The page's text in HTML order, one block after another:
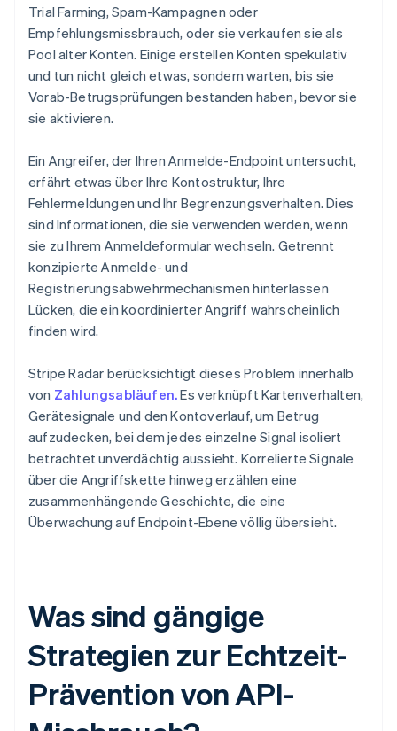
Trial Farming, Spam-Kampagnen oder
Empfehlungsmissbrauch, oder sie verkaufen sie als
Pool alter Konten. Einige erstellen Konten spekulativ
und tun nicht gleich etwas, sondern warten, bis sie
Vorab-Betrugsprüfungen bestanden haben, bevor sie
sie aktivieren.
Ein Angreifer, der Ihren Anmelde-Endpoint untersucht,
erfährt etwas über Ihre Kontostruktur, Ihre
Fehlermeldungen und Ihr Begrenzungsverhalten. Dies
sind Informationen, die sie verwenden werden, wenn
sie zu Ihrem Anmeldeformular wechseln. Getrennt
konzipierte Anmelde- und
Registrierungsabwehrmechanismen hinterlassen
Lücken, die ein koordinierter Angriff wahrscheinlich
finden wird.
Stripe Radar berücksichtigt dieses Problem innerhalb
von Zahlungsabläufen.Es verknüpft Kartenverhalten,
Gerätesignale und den Kontoverlauf, um Betrug
aufzudecken, bei dem jedes einzelne Signal isoliert
betrachtet unverdächtig aussieht. Korrelierte Signale
über die Angriffskette hinweg erzählen eine
zusammenhängende Geschichte, die eine
Überwachung auf Endpoint-Ebene völlig übersieht.
Was sind gängige
Strategien zur Echtzeit-
Prävention von API-